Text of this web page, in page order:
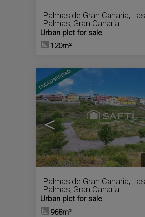
Palmas de Gran Canaria, Las
Palmas, Gran Canaria
Urban plot for sale
120m²
<
Palmas de Gran Canaria, Las
Palmas, Gran Canaria
Urban plot for sale
968m²